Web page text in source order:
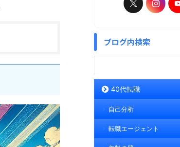
ブログ内検索
40代転職
自己分析
転職エージェント